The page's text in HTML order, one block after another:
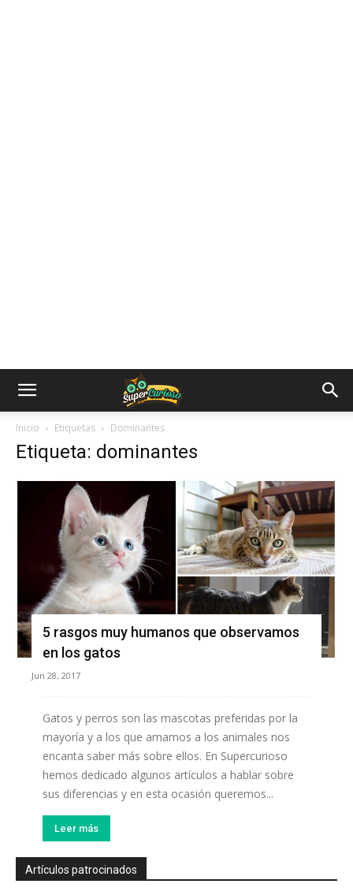
Inicio Etiquetas Dominantes
Etiqueta: dominantes
5 rasgos muy humanos que observamos
en los gatos
Jun 28, 2017
Gatos y perros son las mascotas preferidas por la
mayoría y a los que amamos a los animales nos
encanta saber más sobre ellos. En Supercurioso
hemos dedicado algunos artículos a hablar sobre
sus diferencias y en esta ocasión queremos...
Leer más
Artículos patrocinados